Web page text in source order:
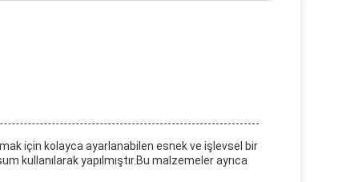
için kolayca ayarlanabilen esnek ve işlevsel bir
kullanılarak yapılmıştır.Bu malzemeler ayrıca